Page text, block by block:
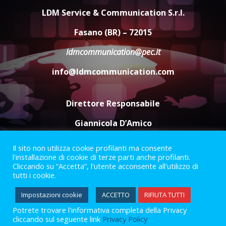
amarezza per esclusione dal
campionato di calcio”
7 Agosto 2026 06:00
LDM Service & Communication S.r.l.
Fasano (BR) – 72015
ldmcommunication@pec.it
info@ldmcommunication.com
Direttore Responsabile
Giannicola D’Amico
Termini e Condizioni
Privacy Policy
Informazioni Legali
Facebook
Instagram
Youtube
2023 © Gofasano|Powered byCreativestudio
Il sito non utilizza cookie profilanti ma consente
l'installazione di cookie di terze parti anche profilanti.
Cliccando su “Accetta”, l'utente acconsente all'utilizzo di
tutti i cookie.
Impostazioni cookie ACCETTO RIFIUTA TUTTI
Potrete trovare l'informativa completa della Privacy
cliccando sul seguente link Privacy Policy